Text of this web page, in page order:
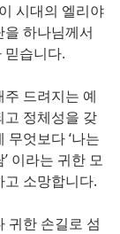
시대의 엘리야
하나님께서
믿습니다.
드려지는 예
고 정체성을 갖
무엇보다 ‘나는
이라는 귀한 모
소망합니다.
귀한 손길로 섬